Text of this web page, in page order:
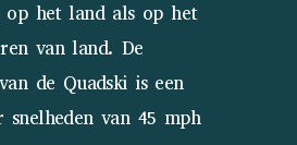
op het land als op het
van land. De
de Quadski is een
van 45 mph